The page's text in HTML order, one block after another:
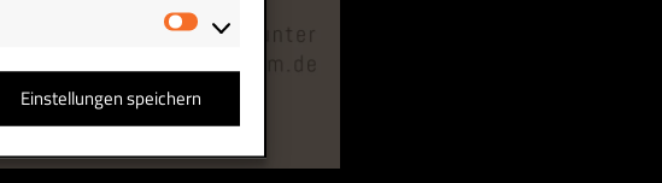
Marketing
Einstellungen speichern